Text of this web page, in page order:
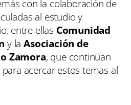
con la colaboración de
al estudio y
entre ellas Comunidad
y laAsociación de
Zamora, que continúan
acercar estos temas al